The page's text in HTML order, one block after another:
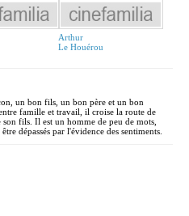
Arthur
Le Houérou
un bon fils, un bon père et un bon
famille et travail, il croise la route de
fils. Il est un homme de peu de mots,
dépassés par l'évidence des sentiments.